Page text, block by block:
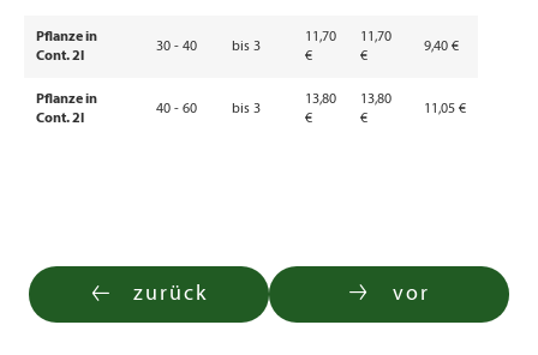
Pflanze in
Cont. 2l
30 - 40 bis 3
11,70
€
11,70
€
9,40 €
Pflanze in
Cont. 2l
40 - 60 bis 3
13,80
€
13,80
€
11,05 €
zurück vor